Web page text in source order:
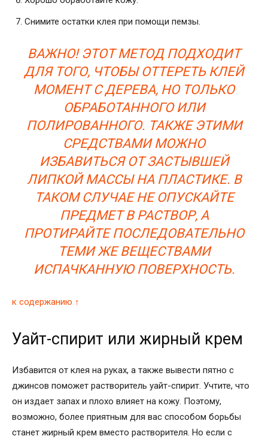
Снимите остатки клея при помощи пемзы.
ВАЖНО! ЭТОТ МЕТОД ПОДХОДИТ
ДЛЯ ТОГО, ЧТОБЫ ОТТЕРЕТЬ КЛЕЙ
МОМЕНТ С ДЕРЕВА, НО ТОЛЬКО
ОБРАБОТАННОГО ИЛИ
ПОЛИРОВАННОГО. ТАКЖЕ ЭТИМИ
СРЕДСТВАМИ МОЖНО
ИЗБАВИТЬСЯ ОТ ЗАСТЫВШЕЙ
ЛИПКОЙ МАССЫ НА ПЛАСТИКЕ. В
ТАКОМ СЛУЧАЕ НЕ ОПУСКАЙТЕ
ПРЕДМЕТ В РАСТВОР, А
ПРОТИРАЙТЕ ПОСЛЕДОВАТЕЛЬНО
ТЕМИ ЖЕ ВЕЩЕСТВАМИ
ИСПАЧКАННУЮ ПОВЕРХНОСТЬ.
к содержанию ↑
Уайт-спирит или жирный крем
Избавится от клея на руках, а также вывести пятно с
джинсов поможет растворитель уайт-спирит. Учтите, что
он издает запах и плохо влияет на кожу. Поэтому,
возможно, более приятным для вас способом борьбы
станет жирный крем вместо растворителя. Но если с